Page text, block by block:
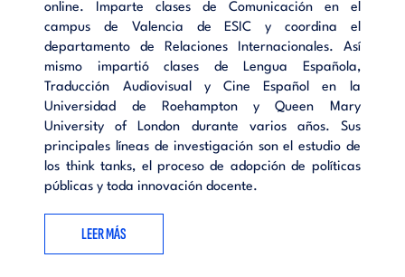
online. Imparte clases de Comunicación en el
campus de Valencia de ESIC y coordina el
departamento de Relaciones Internacionales. Así
mismo impartió clases de Lengua Española,
Traducción Audiovisual y Cine Español en la
Universidad de Roehampton y Queen Mary
University of London durante varios años. Sus
principales líneas de investigación son el estudio de
los think tanks, el proceso de adopción de políticas
públicas y toda innovación docente.
LEER MÁS